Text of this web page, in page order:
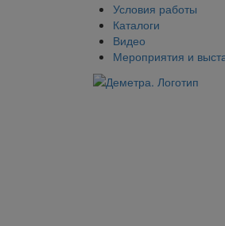
Условия работы
Каталоги
Видео
Мероприятия и